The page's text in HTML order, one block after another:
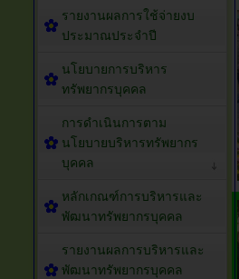
รายงานผลการใช้จ่ายงบ
ประมาณประจำปี
นโยบายการบริหาร
ทรัพยากรบุคคล
การดำเนินการตาม
นโยบายบริหารทรัพยากร
บุคคล
หลักเกณฑ์การบริหารและ
พัฒนาทรัพยากรบุคคล
รายงานผลการบริหารและ
พัฒนาทรัพยากรบุคคล